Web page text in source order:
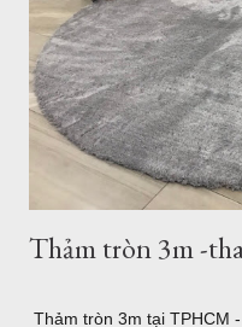
Homestead Vũng Tàu
Showroom tại Vũng Tàu
tuyến và xem các mẫu
Thảm Đẹp tại:
Thảm tròn 3m -
Thảm tròn 3m tại TPHCM